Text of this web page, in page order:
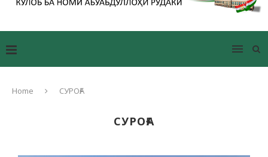
Home СУРОҒА
СУРОҒА